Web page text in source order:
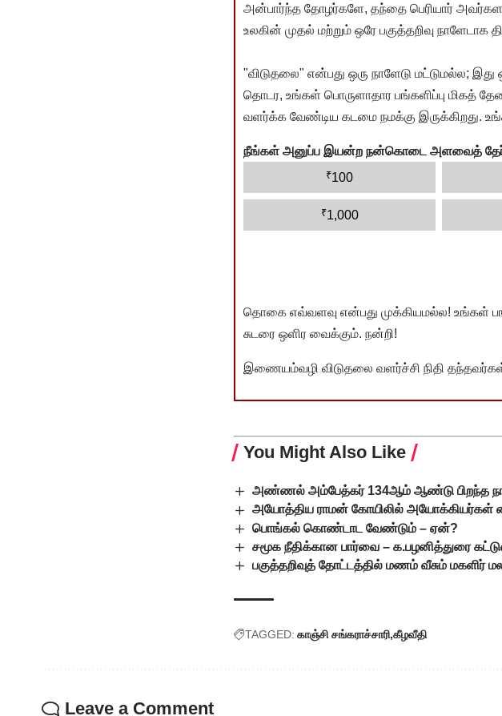
அன்பார்ந்த தோழர்களே, தந்தை பெரியார்
உலகின் முதல் மற்றும் ஒரே பகுத்தறிவு நாளேடாக
"விடுதலை" என்பது ஒரு நாளேடு மட்டுமல்ல;
தொடர, உங்கள் பொருளாதார பங்களிப்பு மிகத்
வளர்க்க வேண்டிய கடமை நமக்கு இருக்கிறது.
நீங்கள் அனுப்ப இயன்ற நன்கொடை அளவைத்
₹100
₹1,000
தொகை எவ்வளவு என்பது முக்கியமல்ல! உங்கள்
சுடரை ஒளிர வைக்கும். நன்றி!
இணையம்வழி விடுதலை வளர்ச்சி நிதி
You Might Also Like
அண்ணல் அம்பேத்கர் 134ஆம் ஆண்டு பிறந்த
அயோத்திய ராமன் கோயிலில் அயோக்கியர்கள்
பொங்கல் கொண்டாட வேண்டும் – ஏன்?
சமூக நீதிக்கான பார்வை – க.பழனித்துரை
பகுத்தறிவுத் தோட்டத்தில் மணம் வீசும் மகளிர்
TAGGED: காஞ்சி சங்கராச்சாரி கீழவீதி
Leave a Comment